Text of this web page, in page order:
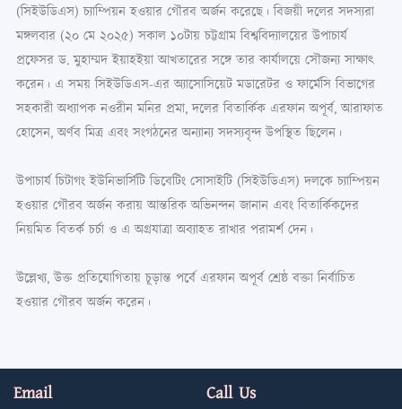
(সিইউডিএস) চ্যাম্পিয়ন হওয়ার গৌরব অর্জন করেছে। বিজয়ী দলের সদস্যরা
মঙ্গলবার (২০ মে ২০২৫) সকাল ১০টায় চট্টগ্রাম বিশ্ববিদ্যালয়ের উপাচার্য
প্রফেসর ড. মুহাম্মদ ইয়াহইয়া আখতারের সঙ্গে তার কার্যালয়ে সৌজন্য সাক্ষাৎ
করেন। এ সময় সিইউডিএস-এর অ্যাসোসিয়েট মডারেটর ও ফার্মেসি বিভাগের
সহকারী অধ্যাপক নওরীন মনির প্রমা, দলের বিতার্কিক এরফান অপূর্ব, আরাফাত
হোসেন, অর্ণব মিত্র এবং সংগঠনের অন্যান্য সদস্যবৃন্দ উপস্থিত ছিলেন।
উপাচার্য চিটাগং ইউনিভার্সিটি ডিবেটিং সোসাইটি (সিইউডিএস) দলকে চ্যাম্পিয়ন
হওয়ার গৌরব অর্জন করায় আন্তরিক অভিনন্দন জানান এবং বিতার্কিকদের
নিয়মিত বিতর্ক চর্চা ও এ অগ্রযাত্রা অব্যাহত রাখার পরামর্শ দেন।
উল্লেখ্য, উক্ত প্রতিযোগিতায় চূড়ান্ত পর্বে এরফান অপূর্ব শ্রেষ্ঠ বক্তা নির্বাচিত
হওয়ার গৌরব অর্জন করেন।
Email Call Us